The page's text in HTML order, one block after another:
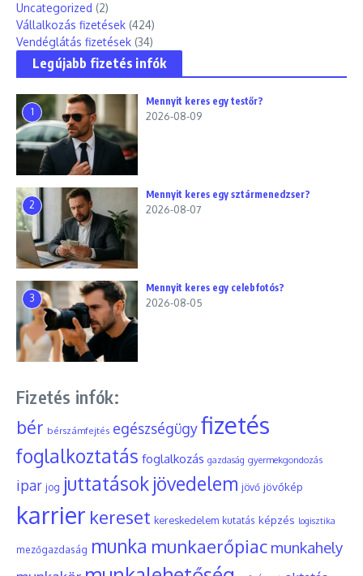
Uncategorized (2)
Vállalkozás fizetések (424)
Vendéglátás fizetések (34)
Legújabb fizetés infók
1
Mennyit keres egy testőr?
2026-08-09
2
Mennyit keres egy sztármenedzser?
2026-08-07
3
Mennyit keres egy celebfotós?
2026-08-05
Fizetés infók:
bér bérszámfejtés egészségügyfizetés
foglalkoztatás foglalkozás gazdaság gyermekgondozás
ipar jog juttatások jövedelem jövő jövőkép
karrier kereset kereskedelem kutatás képzés logisztika
mezőgazdaság munka munkaerőpiac munkahely